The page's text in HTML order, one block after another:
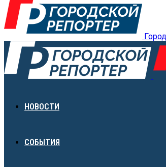
НОВОСТИ
СОБЫТИЯ